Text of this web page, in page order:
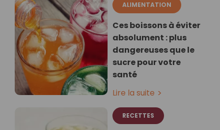
ALIMENTATION
Ces boissons à éviter
absolument : plus
dangereuses que le
sucre pour votre
santé
Lire la suite
RECETTES